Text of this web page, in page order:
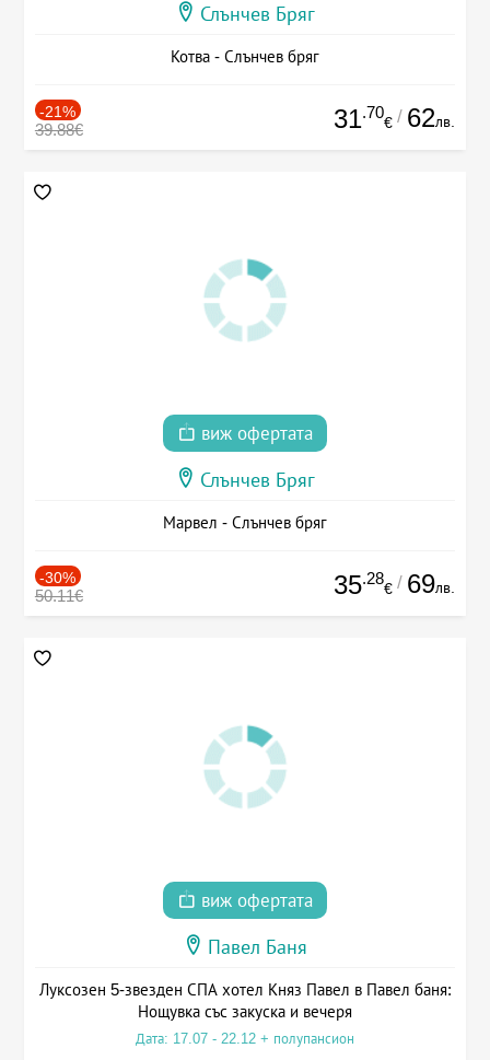
Слънчев Бряг
Котва - Слънчев бряг
-21%
39.88€ 31.70
€ / 62лв.
виж офертата
Слънчев Бряг
Марвел - Слънчев бряг
-30%
50.11€ 35.28
€ / 69лв.
виж офертата
Павел Баня
Луксозен 5-звезден СПА хотел Княз Павел в Павел баня:
Нощувка със закуска и вечеря
Дата: 17.07 - 22.12 + полупансион